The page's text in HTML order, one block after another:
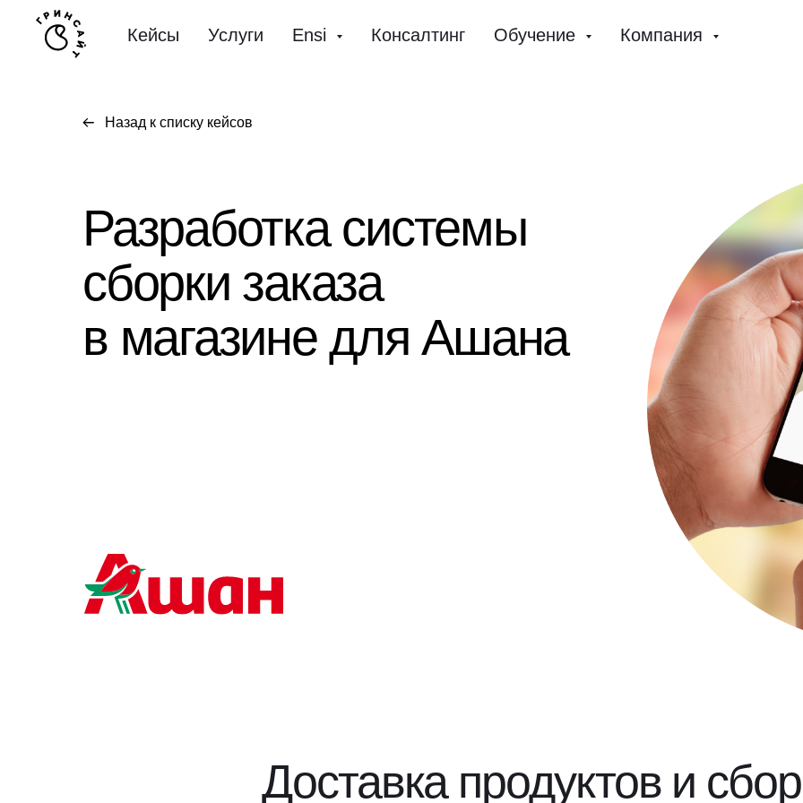
Кейсы Услуги Ensi Консалтинг Обучение Компания
Назад к списку кейсов
Разработка системы
сборки заказа
в магазине для Ашана
Доставка продуктов и